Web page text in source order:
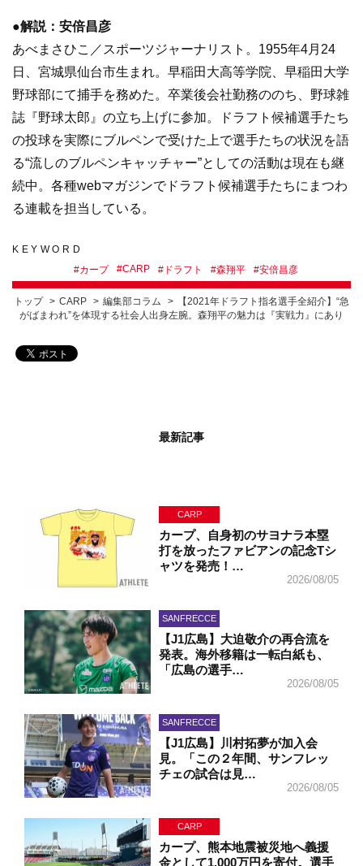
●解説：安倍昌彦
あべまさひこ／スポーツジャーナリスト。1955年4月24
日、宮城県仙台市生まれ。早稲田大高等学院、早稲田大学
野球部にて捕手を務めた。卒業後会社勤務ののち、野球雑
誌『野球太郎』の立ち上げに参加。ドラフト候補選手たち
の投球を実際にブルペンで受けた上で選手たちの状況を語
る“流しのブルペンキャッチャー”としての活動は現在も継
続中。各種webマガジンでドラフト候補選手たちにまつわ
る連載を担当している。
KEYWORD
#カープ #CARP #ドラフト #森翔平 #安倍昌彦
トップ CARP 編集部コラム
【2021年ドラフト指名選手全紹介】“急
がばまわれ”を体現する社会人出身左腕。森翔平の魅力は『実戦力』にあり
最新記事
CARP
カープ、自身初のサヨナラ本塁
打を放ったファビアンの記念Tシ
ャツを発売！…
2026/08/05
SANFRECCE
【J1広島】大迫敬介の再合流を
発表。海外移籍は一転白紙も、
「広島の選手…
2026/08/05
SANFRECCE
【J1広島】川村拓夢が加入会
見。「この２年間、サンフレッ
チェの試合は見…
2026/08/05
CARP
カープ、熊本地震被災地へ義援
金として1,000万円を寄付。選手